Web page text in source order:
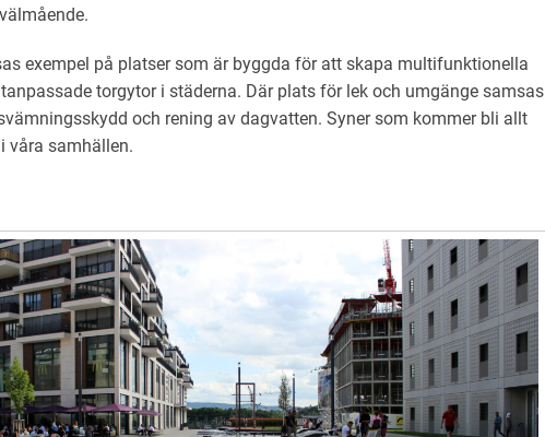
exempel på platser som är byggda för att skapa multifunktionella
torgytor i städerna. Där plats för lek och umgänge samsas
och rening av dagvatten. Syner som kommer bli allt
våra samhällen.